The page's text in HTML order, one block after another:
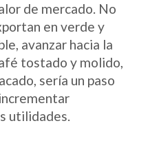
de mercado. No
en verde y
avanzar hacia la
tostado y molido,
sería un paso
utilidades.